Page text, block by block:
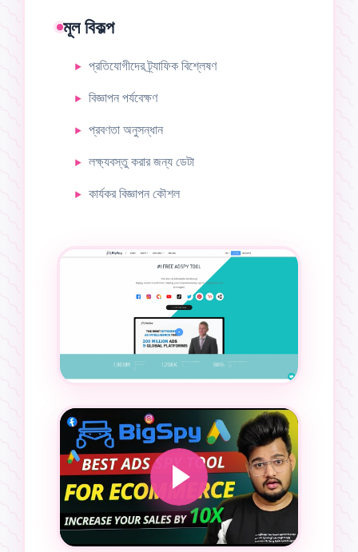
মূল বিকল্প
প্রতিযোগীদের ট্র্যাফিক বিশ্লেষণ
বিজ্ঞাপন পর্যবেক্ষণ
প্রবণতা অনুসন্ধান
লক্ষ্যবস্তু করার জন্য ডেটা
কার্যকর বিজ্ঞাপন কৌশল